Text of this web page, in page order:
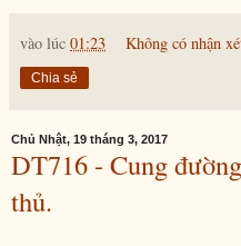
vào lúc 01:23 Không có nhận
Chia sẻ
Chủ Nhật, 19 tháng 3, 2017
DT716 - Cung
thủ.